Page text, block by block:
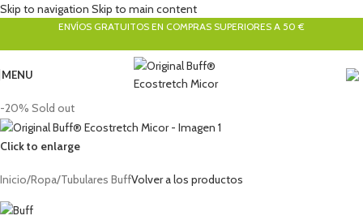
Skip to navigation Skip to main content
ENVÍOS GRATUITOS EN COMPRAS SUPERIORES A 50 €
MENU
-20% Sold out
Click to enlarge
Inicio/Ropa/Tubulares BuffVolver a los productos